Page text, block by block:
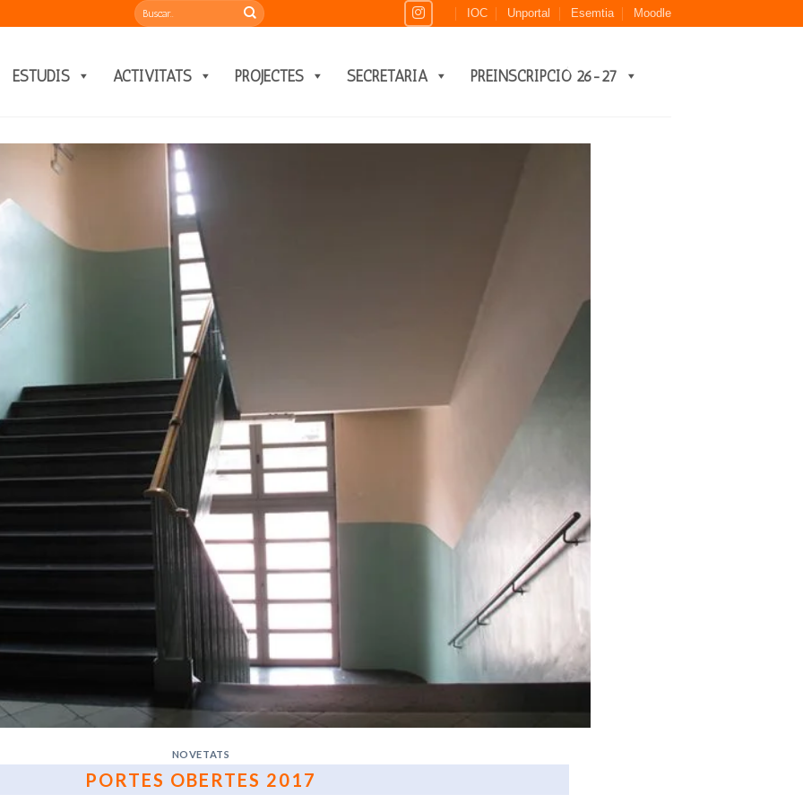
IOC Unportal Esemtia Moodle
ESTUDIS ACTIVITATS PROJECTES SECRETARIA PREINSCRIPCIÓ 26-27
NOVETATS
PORTES OBERTES 2017